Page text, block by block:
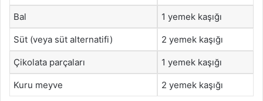
Bal 1 yemek kaşığı
Süt (veya süt alternatifi) 2 yemek kaşığı
Çikolata parçaları 1 yemek kaşığı
Kuru meyve 2 yemek kaşığı